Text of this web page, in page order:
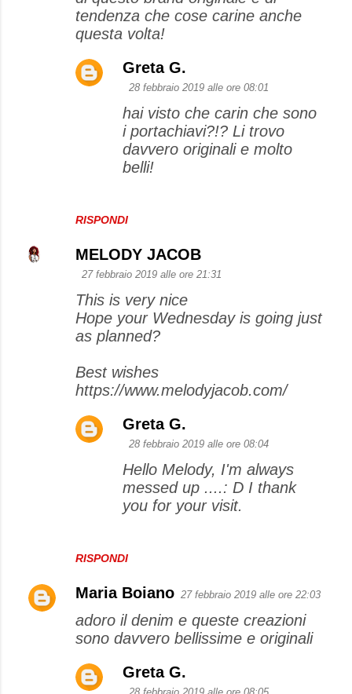
tendenza che cose carine anche
questa volta!
RISPONDI
Greta G.
28 febbraio 2019 alle ore 08:01
hai visto che carin che sono
i portachiavi?!? Li trovo
davvero originali e molto
belli!
MELODY JACOB
27 febbraio 2019 alle ore 21:31
This is very nice
Hope your Wednesday is going just
as planned?
Best wishes
https://www.melodyjacob.com/
RISPONDI
Greta G.
28 febbraio 2019 alle ore 08:04
Hello Melody, I'm always
messed up ....: D I thank
you for your visit.
Maria Boiano 27 febbraio 2019 alle ore 22:03
adoro il denim e queste creazioni
sono davvero bellissime e originali
Greta G.